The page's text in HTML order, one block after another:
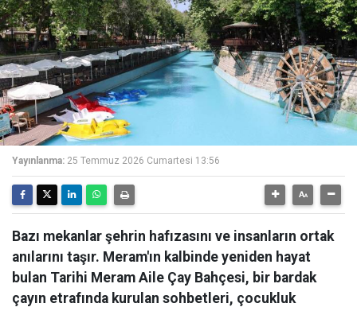
Yayınlanma: 25 Temmuz 2026 Cumartesi 13:56
Bazı mekanlar şehrin hafızasını ve insanların ortak
anılarını taşır. Meram'ın kalbinde yeniden hayat
bulan Tarihi Meram Aile Çay Bahçesi, bir bardak
çayın etrafında kurulan sohbetleri, çocukluk